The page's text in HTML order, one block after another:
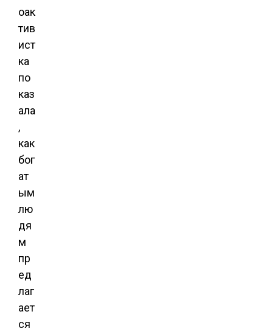
оак
тив
ист
ка
по
каз
ала
,
как
бог
ат
ым
лю
дя
м
пр
ед
лаг
ает
ся